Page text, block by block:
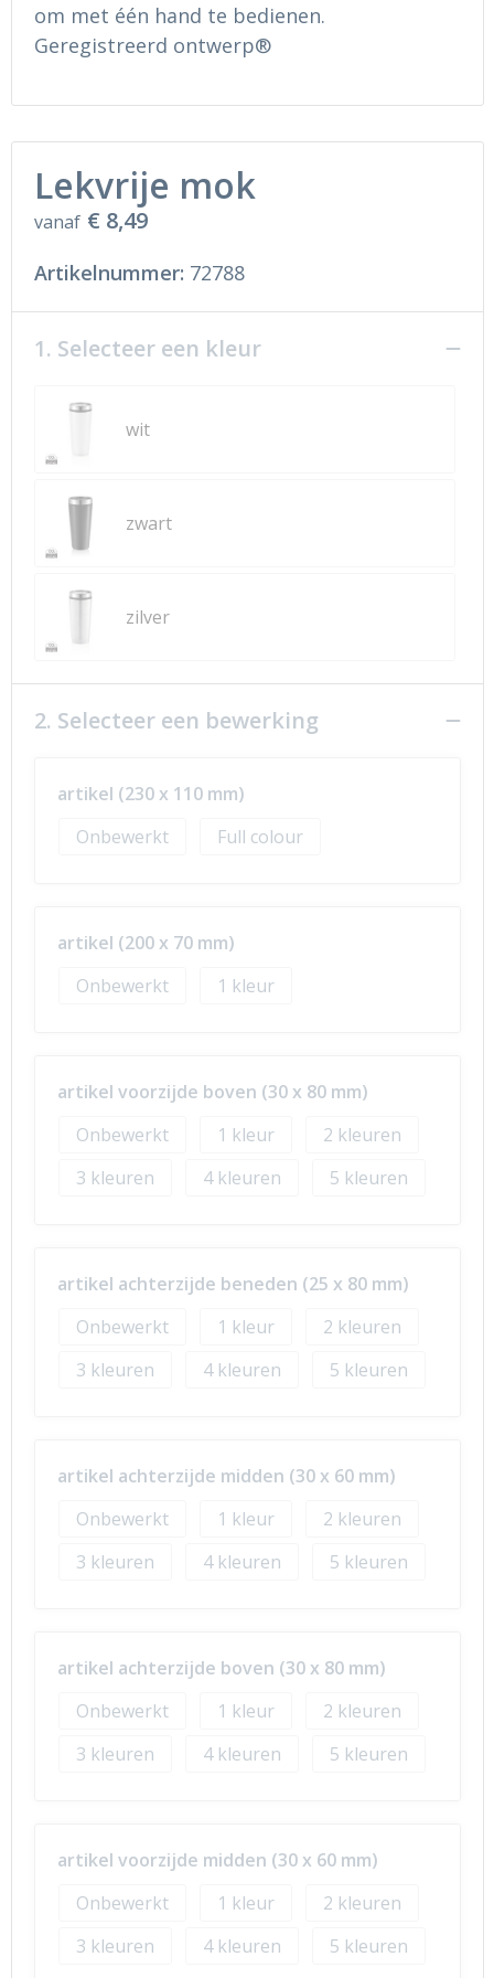
Ondergoed en Sokken
Schoenen
Hoofdbescherming
Gehoorbescherming
Ademhalingsbescherming
Sokken en Nachtkleding
Gilets
om met één hand te bedienen.
Geregistreerd ontwerp®
Lekvrije mok
vanaf € 8,49
Artikelnummer: 72788
1. Selecteer een kleur
wit
zwart
zilver
2. Selecteer een bewerking
artikel (230 x 110 mm)
Onbewerkt
Full colour
artikel (200 x 70 mm)
Onbewerkt
1
artikel voorzijde boven (30 x 80 mm)
Onbewerkt
1
2
3
4 5
artikel achterzijde beneden (25 x 80 mm)
Onbewerkt
1
2
3
4 5
artikel achterzijde midden (30 x 60 mm)
Onbewerkt
1
2
3
4 5
artikel achterzijde boven (30 x 80 mm)
Onbewerkt
1
2
3
4 5
artikel voorzijde midden (30 x 60 mm)
Onbewerkt
1
2
3
4 5